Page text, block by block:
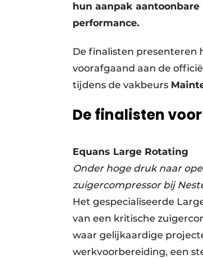
hun aanpak
performance.
De finalisten presenteren
voorafgaand aan de
tijdens de vakbeurs
De finalisten
Equans Large Rotating
Onder hoge druk naar
zuigercompressor bij
Het gespecialiseerde
van een kritische
waar gelijkaardige
werkvoorbereiding, een